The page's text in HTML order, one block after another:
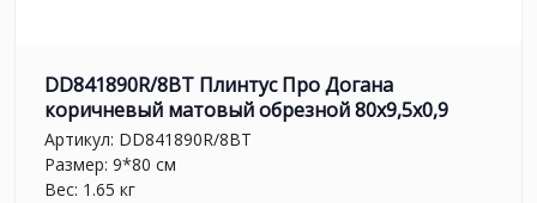
DD841890R/8BT Плинтус Про Догана
коричневый матовый обрезной 80x9,5x0,9
Артикул: DD841890R/8BT
Размер: 9*80 см
Вес: 1.65 кг